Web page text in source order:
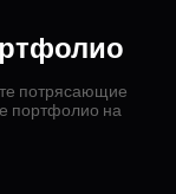
потрясающие
портфолио на